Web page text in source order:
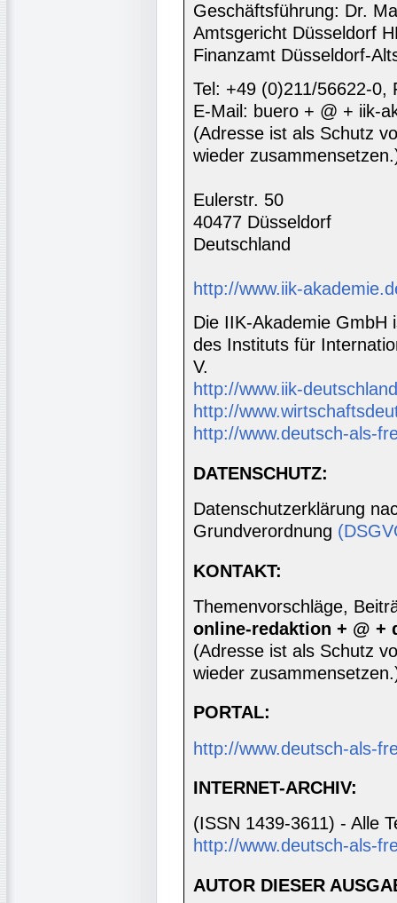
Geschäftsführung: Dr.
Amtsgericht Düsseldorf
Finanzamt Düsseldorf-
Tel: +49 (0)211/56622-0,
E-Mail: buero + @ + iik-
(Adresse ist als Schutz
wieder
Eulerstr. 50
40477 Düsseldorf
Deutschland
http://www.iik-
Die IIK-Akademie GmbH
des Instituts für
V.
http://www.iik-
http://
http://www.deutsch-als-
DATENSCHUTZ:
Datenschutzerklärung
Grundverordnung
KONTAKT:
Themenvorschläge,
online-redaktion + @ +
(Adresse ist als Schutz
wieder
PORTAL:
http://www.deutsch-als-
INTERNET-ARCHIV:
(ISSN 1439-3611) - Alle
http://www.deutsch-als-
AUTOR DIESER